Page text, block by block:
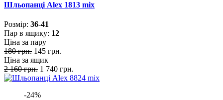
Шльопанці Alex 1813 mix
Розмiр: 36-41
Пар в ящику: 12
Ціна за пару
180 грн. 145 грн.
Ціна за ящик
2 160 грн. 1 740 грн.
-24%